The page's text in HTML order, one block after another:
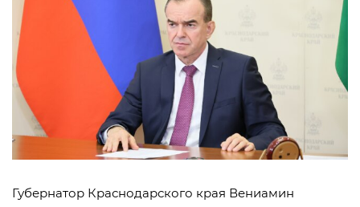
Губернатор Краснодарского края Вениамин